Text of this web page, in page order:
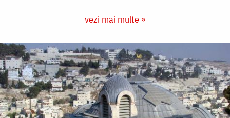
vezi mai multe »